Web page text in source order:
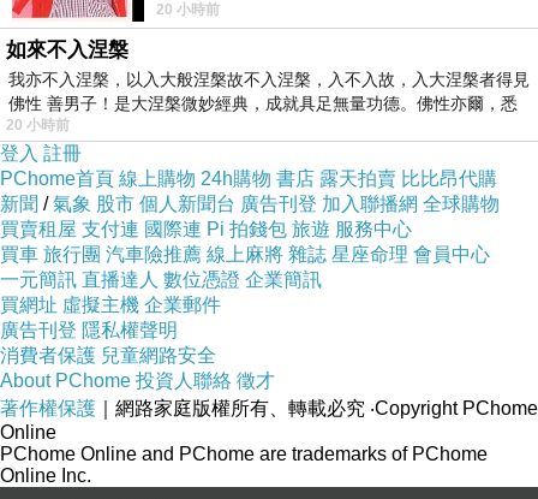
看更多回應
定哪天但就是一周某一天會固定聽'90
20 小時前
如來不入涅槃
我亦不入涅槃，以入大般涅槃故不入涅槃，入不入故，入大涅槃者得見
佛性 善男子！是大涅槃微妙經典，成就具足無量功德。佛性亦爾，悉
20 小時前
登入 註冊
PChome首頁 線上購物 24h購物 書店 露天拍賣 比比昂代購
新聞 /氣象 股市 個人新聞台 廣告刊登 加入聯播網 全球購物
買賣租屋 支付連 國際連 Pi 拍錢包 旅遊 服務中心
買車 旅行團 汽車險推薦 線上麻將 雜誌 星座命理 會員中心
一元簡訊 直播達人 數位憑證 企業簡訊
買網址 虛擬主機 企業郵件
廣告刊登 隱私權聲明
消費者保護 兒童網路安全
About PChome 投資人聯絡 徵才
著作權保護 ｜網路家庭版權所有、轉載必究 ‧Copyright PChome
Online
PChome Online and PChome are trademarks of PChome
Online Inc.